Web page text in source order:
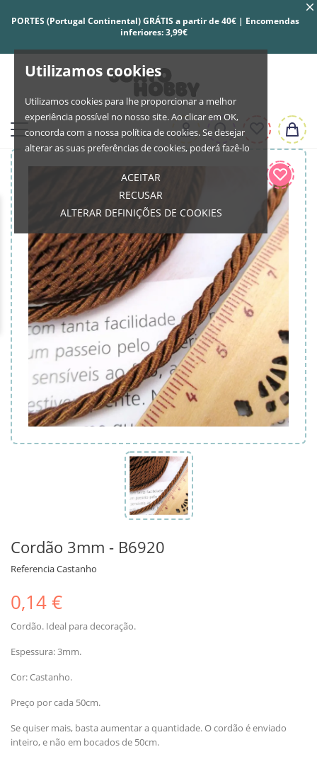
Utilizamos cookies
Utilizamos cookies para lhe proporcionar a melhor
experiência possível no nosso site. Ao clicar em OK,
concorda com a nossa política de cookies. Se desejar
alterar as suas preferências de cookies, poderá fazê-lo
ACEITAR
RECUSAR
ALTERAR DEFINIÇÕES DE COOKIES
PORTES (Portugal Continental) GRÁTIS a partir de 40€ | Encomendas
inferiores: 3,99€
Cordão 3mm - B6920
ReferenciaCastanho
0,14 €
Cordão. Ideal para decoração.
Espessura: 3mm.
Cor: Castanho.
Preço por cada 50cm.
Se quiser mais, basta aumentar a quantidade. O cordão é enviado
inteiro, e não em bocados de 50cm.